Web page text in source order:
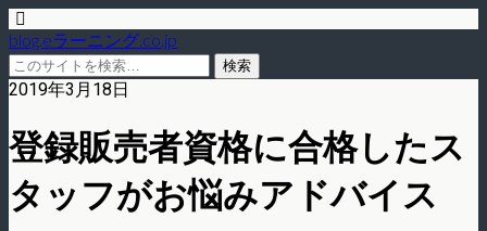
blog.eラーニング.co.jp
2019年3月18日
登録販売者資格に合格したス
タッフがお悩みアドバイス